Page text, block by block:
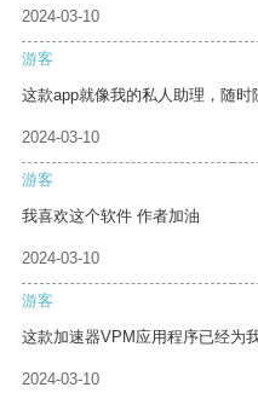
2024-03-10
游客
这款app就像我的私人助理，随时
2024-03-10
游客
我喜欢这个软件 作者加油
2024-03-10
游客
这款加速器VPM应用程序已经为
2024-03-10